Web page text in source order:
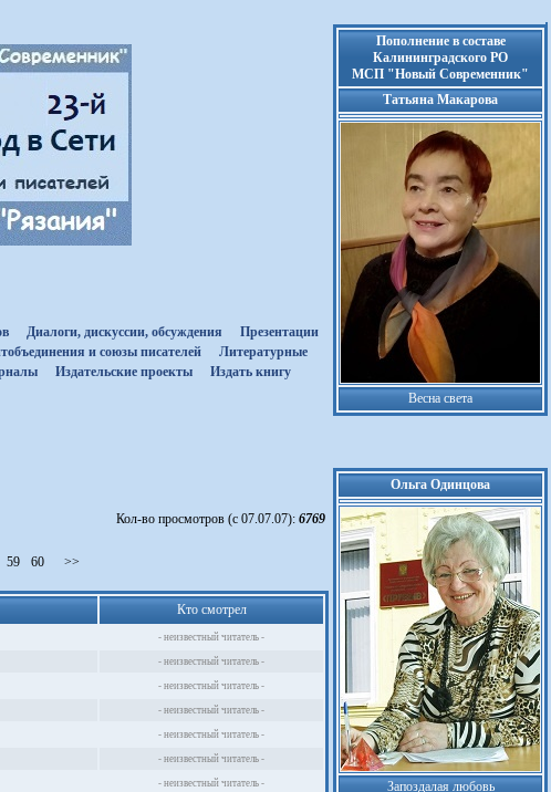
Диалоги, дискуссии, обсуждения
Презентации
и союзы писателей
Литературные
Издательские проекты Издать книгу
Пополнение в составе
Калининградского РО
МСП "Новый Современник"
Татьяна Макарова
Весна света
Кол-во просмотров (с 07.07.07): 6769
59 60 >>
Кто смотрел
- неизвестный читатель -
- неизвестный читатель -
- неизвестный читатель -
- неизвестный читатель -
- неизвестный читатель -
- неизвестный читатель -
- неизвестный читатель -
Ольга Одинцова
Запоздалая любовь